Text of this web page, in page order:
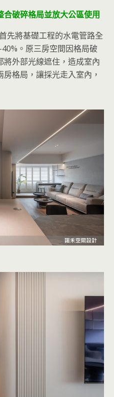
破碎格局並放大公區使用
先將基礎工程的水電管路全
。原三房空間因格局破
外部光線遮住，造成室內
格局，讓採光走入室內，